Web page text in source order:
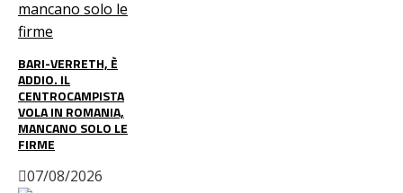
BARI-VERRETH, È
ADDIO. IL
CENTROCAMPISTA
VOLA IN ROMANIA,
MANCANO SOLO LE
FIRME
07/08/2026